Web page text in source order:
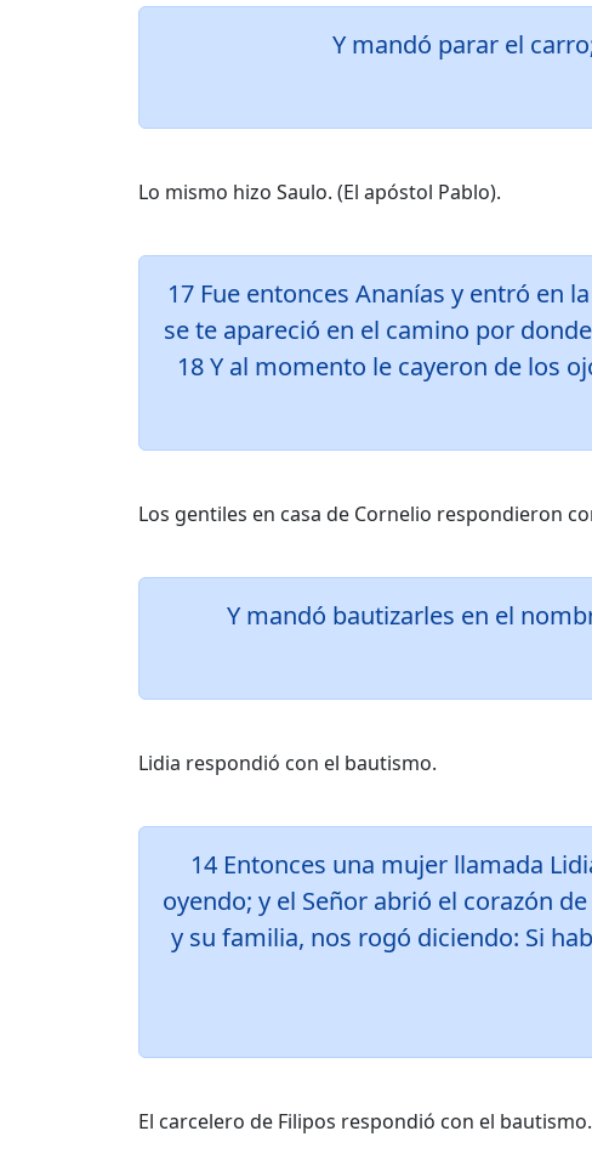
Y mandó parar el
Lo mismo hizo Saulo. (El apóstol Pablo).
17 Fue entonces Ananías y entró en
se te apareció en el camino por
18 Y al momento le cayeron de los
Los gentiles en casa de Cornelio respondieron
Y mandó bautizarles en el
Lidia respondió con el bautismo.
14 Entonces una mujer llamada
oyendo; y el Señor abrió el corazón
y su familia, nos rogó diciendo: Si
El carcelero de Filipos respondió con el bautismo.